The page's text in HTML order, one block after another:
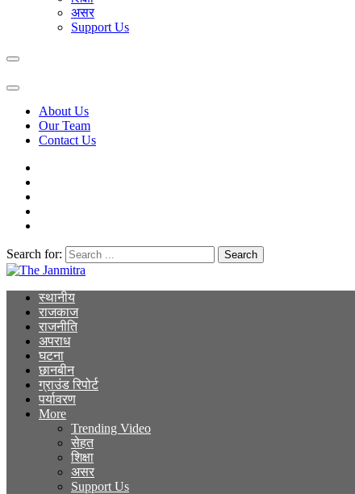
असर
Support Us
About Us
Our Team
Contact Us
Search for:
The Janmitra
The Janmitra
स्थानीय
राजकाज
राजनीति
अपराध
घटना
छानबीन
ग्राउंड रिपोर्ट
पर्यावरण
More
Trending Video
सेहत
शिक्षा
असर
Support Us